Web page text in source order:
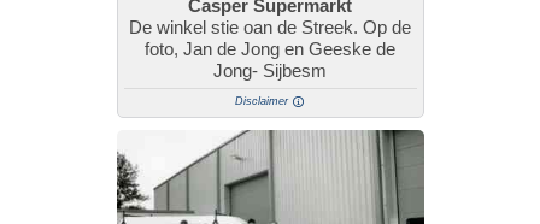
Casper Supermarkt
De winkel stie oan de Streek. Op de
foto, Jan de Jong en Geeske de
Jong- Sijbesm
Disclaimer